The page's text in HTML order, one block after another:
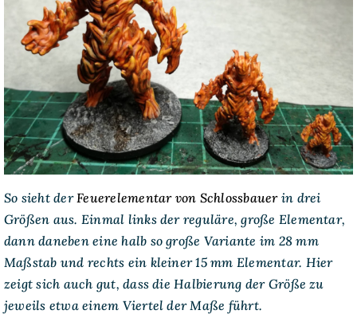
So sieht derFeuerelementar von Schlossbauerin drei
Größen aus. Einmal links der reguläre, große Elementar,
dann daneben eine halb so große Variante im 28 mm
Maßstab und rechts ein kleiner 15 mm Elementar. Hier
zeigt sich auch gut, dass die Halbierung der Größe zu
jeweils etwa einem Viertel der Maße führt.